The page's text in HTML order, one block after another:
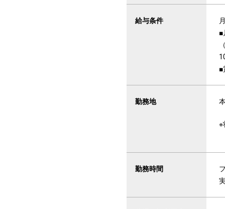
給与条件
■
■
勤務地
※
勤務時間